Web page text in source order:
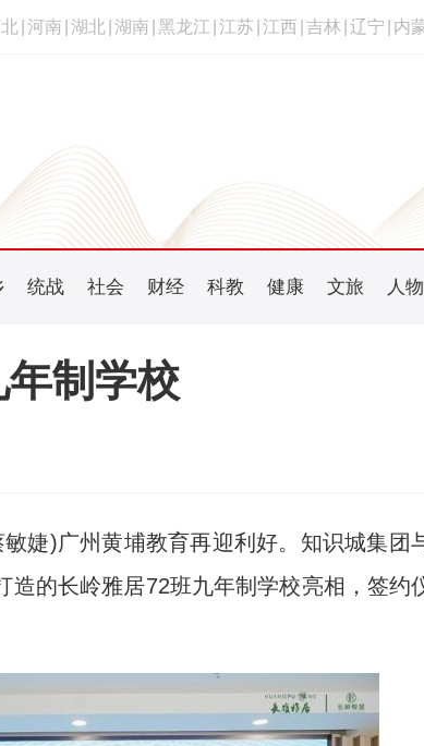
河南 湖北 湖南 黑龙江 江苏 江西 吉林 辽宁 内
统战 社会 财经 科教 健康 文旅 人物
制学校
)广州黄埔教育再迎利好。知识城集团
造的长岭雅居72班九年制学校亮相，签约